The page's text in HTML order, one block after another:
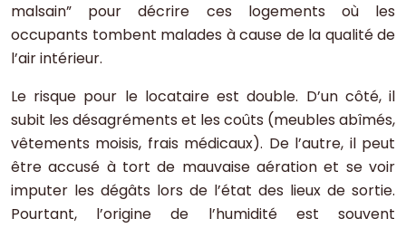
malsain” pour décrire ces logements où les
occupants tombent malades à cause de la qualité de
l’air intérieur.
Le risque pour le locataire est double. D’un côté, il
subit les désagréments et les coûts (meubles abîmés,
vêtements moisis, frais médicaux). De l’autre, il peut
être accusé à tort de mauvaise aération et se voir
imputer les dégâts lors de l’état des lieux de sortie.
Pourtant, l’origine de l’humidité est souvent